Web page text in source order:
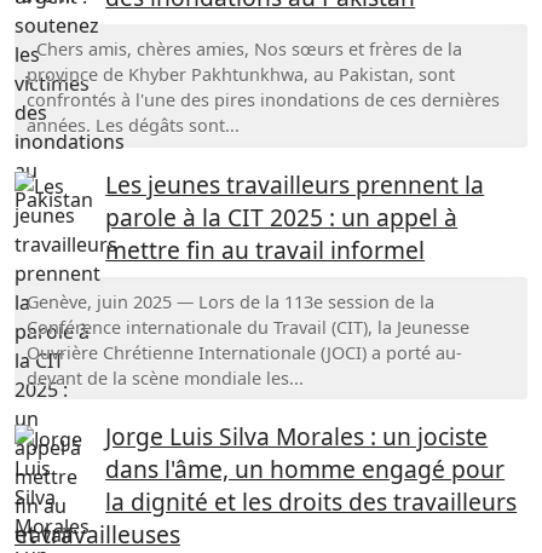
Chers amis, chères amies, Nos sœurs et frères de la
province de Khyber Pakhtunkhwa, au Pakistan, sont
confrontés à l'une des pires inondations de ces dernières
années. Les dégâts sont...
Les jeunes travailleurs prennent la
parole à la CIT 2025 : un appel à
mettre fin au travail informel
Genève, juin 2025 — Lors de la 113e session de la
Conférence internationale du Travail (CIT), la Jeunesse
Ouvrière Chrétienne Internationale (JOCI) a porté au-
devant de la scène mondiale les...
Jorge Luis Silva Morales : un jociste
dans l'âme, un homme engagé pour
la dignité et les droits des travailleurs
et travailleuses